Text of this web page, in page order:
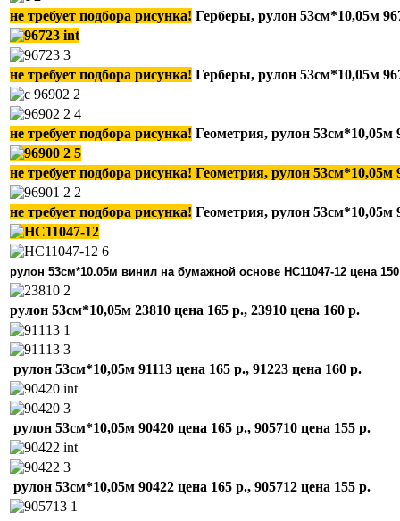
не требует подбора рисунка! Герберы, рулон 53см*10,05м
не требует подбора рисунка! Герберы, рулон 53см*10,05м
не требует подбора рисунка! Геометрия, рулон 53см*10,05м
не требует подбора рисунка! Геометрия, рулон 53см*10,05м
не требует подбора рисунка! Геометрия, рулон 53см*10,05м
рулон 53см*10.05м винил на бумажной основе HC11047-12 цена
рулон 53см*10,05м 23810 цена 165 р., 23910 цена 160 р.
рулон 53см*10,05м 91113 цена 165 р., 91223 цена 160 р.
рулон 53см*10,05м 90420 цена 165 р., 905710 цена 155 р.
рулон 53см*10,05м 90422 цена 165 р., 905712 цена 155 р.